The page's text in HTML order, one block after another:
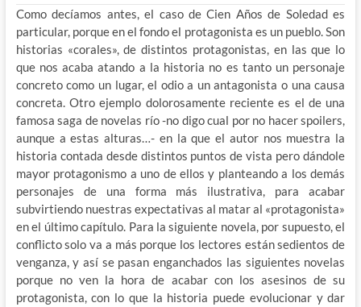
Como decíamos antes, el caso de Cien Años de Soledad es
particular, porque en el fondo el protagonista es un pueblo. Son
historias «corales», de distintos protagonistas, en las que lo
que nos acaba atando a la historia no es tanto un personaje
concreto como un lugar, el odio a un antagonista o una causa
concreta. Otro ejemplo dolorosamente reciente es el de una
famosa saga de novelas río -no digo cual por no hacer spoilers,
aunque a estas alturas…- en la que el autor nos muestra la
historia contada desde distintos puntos de vista pero dándole
mayor protagonismo a uno de ellos y planteando a los demás
personajes de una forma más ilustrativa, para acabar
subvirtiendo nuestras expectativas al matar al «protagonista»
en el último capítulo. Para la siguiente novela, por supuesto, el
conflicto solo va a más porque los lectores están sedientos de
venganza, y así se pasan enganchados las siguientes novelas
porque no ven la hora de acabar con los asesinos de su
protagonista, con lo que la historia puede evolucionar y dar